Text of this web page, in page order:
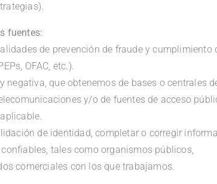
fuentes:
de prevención de fraude y cumplimiento
OFAC, etc.).
que obtenemos de bases o centrales
y/o de fuentes de acceso
de identidad, completar o corregir
tales como organismos públicos,
comerciales con los que trabajamos.